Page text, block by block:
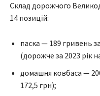
Склад дорожчого
14 позицій:
паска — 189 гривень
(дорожче за 2023 рік
домашня ковбаса —
172,5 грн);